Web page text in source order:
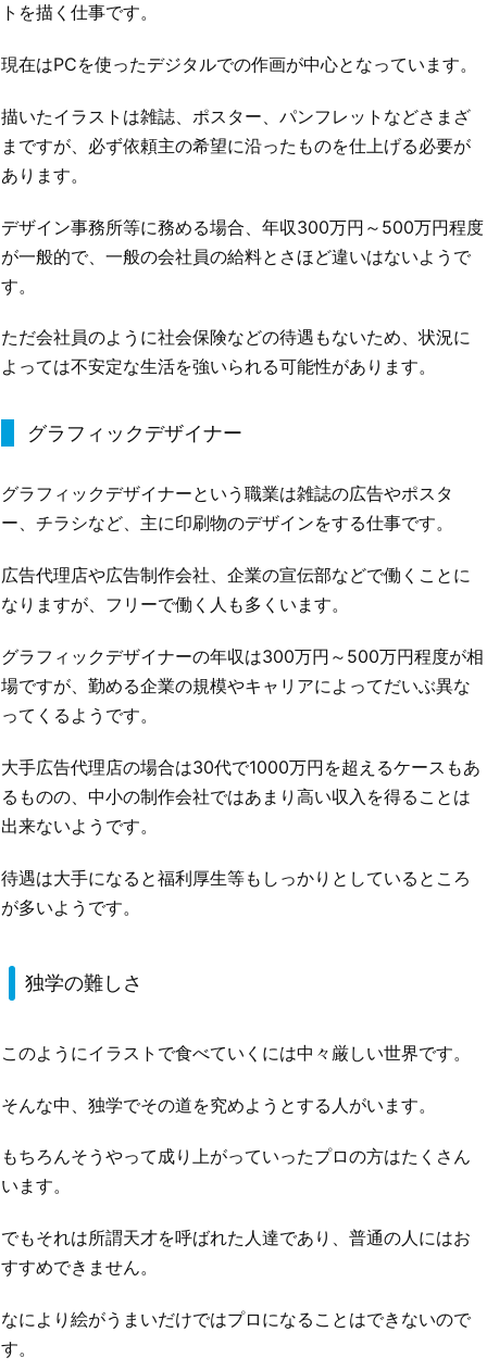
トを描く仕事です。
現在はPCを使ったデジタルでの作画が中心となっています。
描いたイラストは雑誌、ポスター、パンフレットなどさまざ
まですが、必ず依頼主の希望に沿ったものを仕上げる必要が
あります。
デザイン事務所等に務める場合、年収300万円～500万円程度
が一般的で、一般の会社員の給料とさほど違いはないようで
す。
ただ会社員のように社会保険などの待遇もないため、状況に
よっては不安定な生活を強いられる可能性があります。
グラフィックデザイナー
グラフィックデザイナーという職業は雑誌の広告やポスタ
ー、チラシなど、主に印刷物のデザインをする仕事です。
広告代理店や広告制作会社、企業の宣伝部などで働くことに
なりますが、フリーで働く人も多くいます。
グラフィックデザイナーの年収は300万円～500万円程度が相
場ですが、勤める企業の規模やキャリアによってだいぶ異な
ってくるようです。
大手広告代理店の場合は30代で1000万円を超えるケースもあ
るものの、中小の制作会社ではあまり高い収入を得ることは
出来ないようです。
待遇は大手になると福利厚生等もしっかりとしているところ
が多いようです。
独学の難しさ
このようにイラストで食べていくには中々厳しい世界です。
そんな中、独学でその道を究めようとする人がいます。
もちろんそうやって成り上がっていったプロの方はたくさん
います。
でもそれは所謂天才を呼ばれた人達であり、普通の人にはお
すすめできません。
なにより絵がうまいだけではプロになることはできないので
す。